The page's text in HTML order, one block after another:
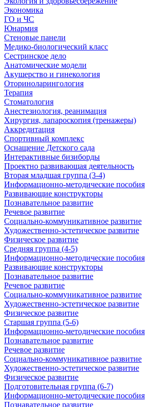
Экономика
ГО и ЧС
Юнармия
Стеновые панели
Медико-биологический класс
Сестринское дело
Анатомические модели
Акушерство и гинекология
Оториноларингология
Терапия
Стоматология
Анестезиология, реанимация
Хирургия, лапароскопия (тренажеры)
Аккредитация
Спортивный комплекс
Оснащение Детского сада
Интерактивные бизиборды
Проектно развивающая деятельность
Вторая младшая группа (3-4)
Информационно-методические пособия
Развивающие конструкторы
Познавательное развитие
Речевое развитие
Социально-коммуникативное развитие
Художественно-эстетическое развитие
Физическое развитие
Средняя группа (4-5)
Информационно-методические пособия
Развивающие конструкторы
Познавательное развитие
Речевое развитие
Социально-коммуникативное развитие
Художественно-эстетическое развитие
Физическое развитие
Старшая группа (5-6)
Информационно-методические пособия
Познавательное развитие
Речевое развитие
Социально-коммуникативное развитие
Художественно-эстетическое развитие
Физическое развитие
Подготовительная группа (6-7)
Информационно-методические пособия
Познавательное развитие